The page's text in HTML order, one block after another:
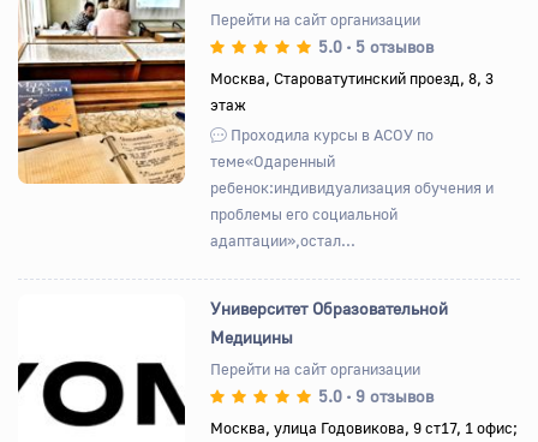
Назад Вперед
Перейти на сайт организации
5.0 • 5 отзывов
Москва, Староватутинский проезд, 8, 3
этаж
Проходила курсы в АСОУ по
теме«Одаренный
ребенок:индивидуализация обучения и
проблемы его социальной
адаптации»,остал...
Назад Вперед
Университет Образовательной
Медицины
Перейти на сайт организации
5.0 • 9 отзывов
Москва, улица Годовикова, 9 ст17, 1 офис;